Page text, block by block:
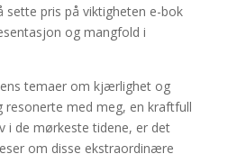
sette pris på viktigheten e-bok
og mangfold i
temaer om kjærlighet og
resonerte med meg, en kraftfull
i de mørkeste tidene, er det
om disse ekstraordinære